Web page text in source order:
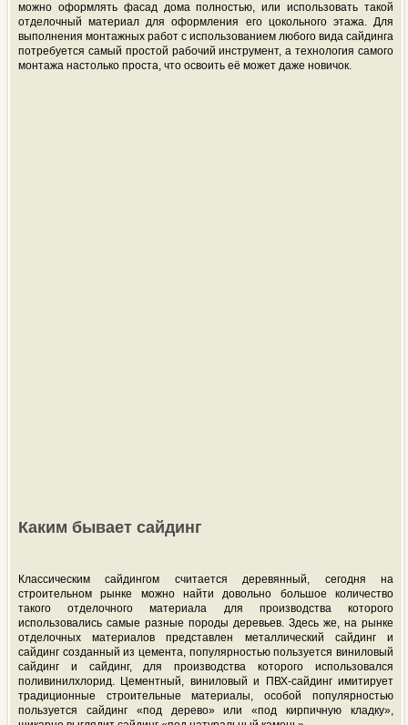
можно оформлять фасад дома полностью, или использовать такой
отделочный материал для оформления его цокольного этажа. Для
выполнения монтажных работ с использованием любого вида сайдинга
потребуется самый простой рабочий инструмент, а технология самого
монтажа настолько проста, что освоить её может даже новичок.
Каким бывает сайдинг
Классическим сайдингом считается деревянный, сегодня на
строительном рынке можно найти довольно большое количество
такого отделочного материала для производства которого
использовались самые разные породы деревьев. Здесь же, на рынке
отделочных материалов представлен металлический сайдинг и
сайдинг созданный из цемента, популярностью пользуется виниловый
сайдинг и сайдинг, для производства которого использовался
поливинилхлорид. Цементный, виниловый и ПВХ-сайдинг имитирует
традиционные строительные материалы, особой популярностью
пользуется сайдинг «под дерево» или «под кирпичную кладку»,